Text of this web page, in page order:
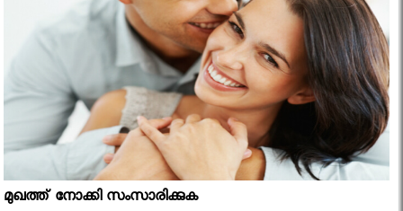
മുഖത്ത് നോക്കി സംസാരിക്കുക